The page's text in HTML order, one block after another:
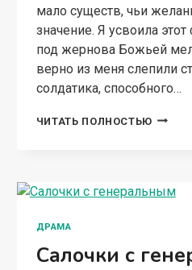
мало существ, чьи
значение. Я усвоила
под жернова Божьей
верно из меня слепили
солдатика, способного…
ЧИТАТЬ ПОЛНОСТЬЮ КАПКАН
ДРАМА
Салочки с